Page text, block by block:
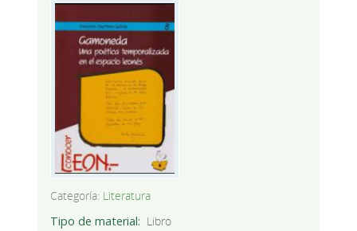
Categoría: Literatura
Tipo de material
Libro